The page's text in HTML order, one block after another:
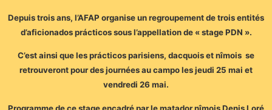
Depuis trois ans, l’AFAP organise un regroupement de trois entités
d’aficionados prácticos sous l’appellation de « stage PDN ».
C’est ainsi que les prácticos parisiens, dacquois et nîmois se
retrouveront pour des journées au campo les jeudi 25 mai et
vendredi 26 mai.
Programme de ce stage encadré par le matador nîmois Denis Loré